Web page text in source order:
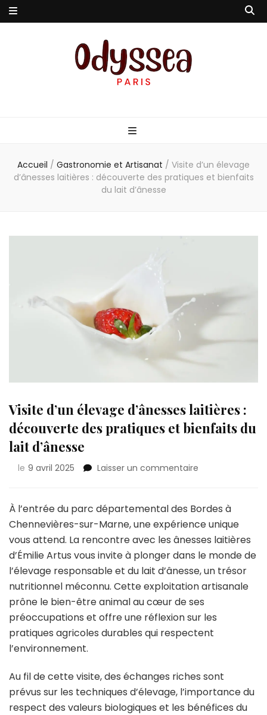
Accueil / Gastronomie et Artisanat / Visite d’un élevage
d’ânesses laitières : découverte des pratiques et bienfaits
du lait d’ânesse
Visite d’un élevage d’ânesses laitières :
découverte des pratiques et bienfaits du
lait d’ânesse
le 9 avril 2025 Laisser un commentaire
élevage
laitières
:
découverte
des
pratiques
et
bienfaits
du
lait
À l’entrée du parc départemental des Bordes à
Chennevières-sur-Marne, une expérience unique
vous attend. La rencontre avec les ânesses laitières
d’Émilie Artus vous invite à plonger dans le monde de
l’élevage responsable et du lait d’ânesse, un trésor
nutritionnel méconnu. Cette exploitation artisanale
prône le bien-être animal au cœur de ses
préoccupations et offre une réflexion sur les
pratiques agricoles durables qui respectent
l’environnement.
Au fil de cette visite, des échanges riches sont
prévus sur les techniques d’élevage, l’importance du
respect des valeurs biologiques et les bénéfices du